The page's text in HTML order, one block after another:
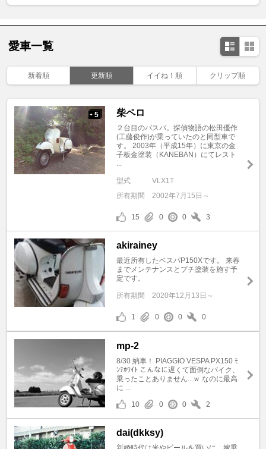
愛車一覧
新着順 更新順 イイね！順 クリップ順
+ 5 柴ペロ
２台目のバスパ。探偵物語の松田優作
(工藤俊作)が乗っていたのと同型車で
す。 2003年（平成15年）に東京の金
子板金塗装（KANEBAN）にてレスト
...
型式
VLX1T
所有期間
2002年7月15日～
15 0 0 3
akirainey
最近所有したベスパP150Xです。 来春
までメンテナンスとプチ塗装を施す予
定です。
所有期間 2020年12月13日～
1 0 0 0
mp-2
8/30 納車！ PIAGGIO VESPA PX150 ﾓ
ﾝﾃﾎﾜｲﾄ こんなに遅くて面倒なバイク、
乗ったことありません...ｗ なのに最高
に ...
10
0 0 2
dai(dkksy)